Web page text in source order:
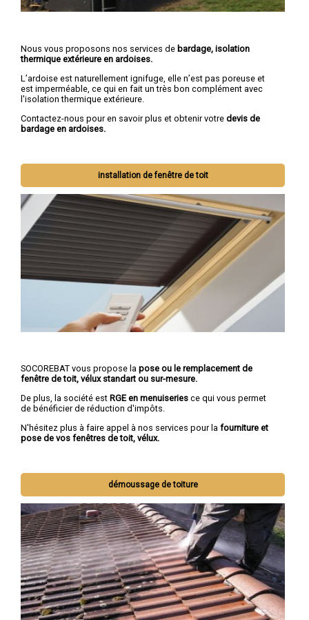
Nous vous proposons nos services de bardage, isolation
thermique extérieure en ardoises.
L’ardoise est naturellement ignifuge, elle n’est pas poreuse et
est imperméable, ce qui en fait un très bon complément avec
l'isolation thermique extérieure.
Contactez-nous pour en savoir plus et obtenir votre devis de
bardage en ardoises.
installation de fenêtre de toit
SOCOREBAT vous propose la pose ou le remplacement de
fenêtre de toit, vélux standart ou sur-mesure.
De plus, la société est RGE en menuiseries ce qui vous permet
de bénéficier de réduction d'impôts.
N'hésitez plus à faire appel à nos services pour la fourniture et
pose de vos fenêtres de toit, vélux.
démoussage de toiture